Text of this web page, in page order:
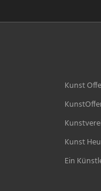
Kunst
Kunst
Ein